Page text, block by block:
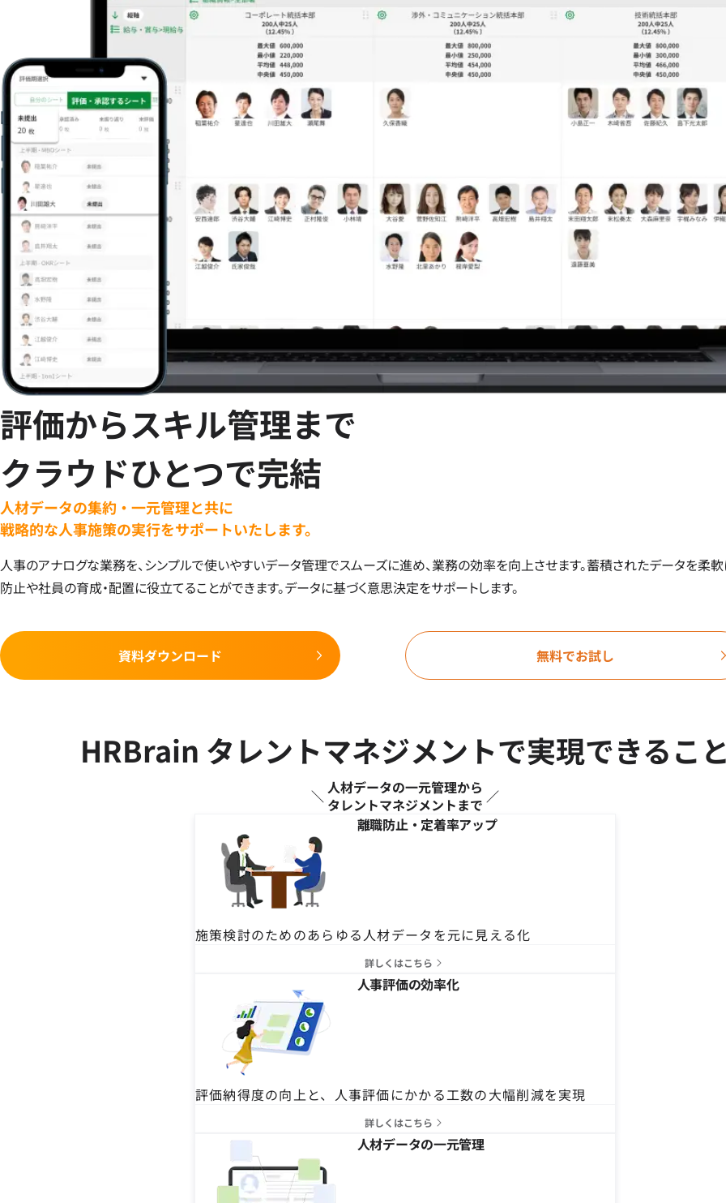
評価からスキル管理まで
クラウドひとつで完結
人材データの集約・一元管理と共に
戦略的な人事施策の実行をサポートいたします。
人事のアナログな業務を、シンプルで使いやすいデータ管理でスムーズに進め、業務の効率を向上させます。蓄積されたデータを柔
防止や社員の育成・配置に役立てることができます。データに基づく意思決定をサポートします。
資料ダウンロード 無料でお試し
HRBrain タレントマネジメントで実現できるこ
人材データの一元管理から
タレントマネジメントまで
離職防止・定着率アップ
施策検討のためのあらゆる人材データを元に見える化
詳しくはこちら
人事評価の効率化
評価納得度の向上と、人事評価にかかる工数の大幅削減を実現
詳しくはこちら
人材データの一元管理